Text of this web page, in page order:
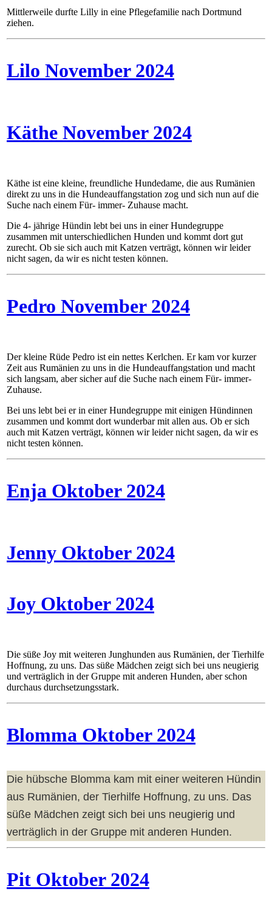
Mittlerweile durfte Lilly in eine Pflegefamilie nach Dortmund
ziehen.
Lilo November 2024
Käthe November 2024
Käthe ist eine kleine, freundliche Hundedame, die aus Rumänien
direkt zu uns in die Hundeauffangstation zog und sich nun auf die
Suche nach einem Für- immer- Zuhause macht.
Die 4- jährige Hündin lebt bei uns in einer Hundegruppe
zusammen mit unterschiedlichen Hunden und kommt dort gut
zurecht. Ob sie sich auch mit Katzen verträgt, können wir leider
nicht sagen, da wir es nicht testen können.
Pedro November 2024
Der kleine Rüde Pedro ist ein nettes Kerlchen. Er kam vor kurzer
Zeit aus Rumänien zu uns in die Hundeauffangstation und macht
sich langsam, aber sicher auf die Suche nach einem Für- immer-
Zuhause.
Bei uns lebt bei er in einer Hundegruppe mit einigen Hündinnen
zusammen und kommt dort wunderbar mit allen aus. Ob er sich
auch mit Katzen verträgt, können wir leider nicht sagen, da wir es
nicht testen können.
Enja Oktober 2024
Jenny Oktober 2024
Joy Oktober 2024
Die süße Joy mit weiteren Junghunden aus Rumänien, der Tierhilfe
Hoffnung, zu uns. Das süße Mädchen zeigt sich bei uns neugierig
und verträglich in der Gruppe mit anderen Hunden, aber schon
durchaus durchsetzungsstark.
Blomma Oktober 2024
Die hübsche Blomma kam mit einer weiteren Hündin
aus Rumänien, der Tierhilfe Hoffnung, zu uns. Das
süße Mädchen zeigt sich bei uns neugierig und
verträglich in der Gruppe mit anderen Hunden.
Pit Oktober 2024